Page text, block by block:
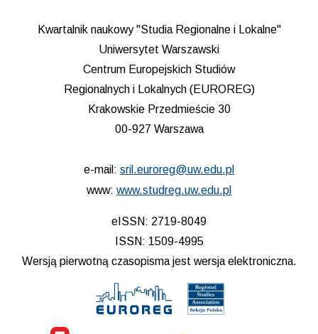
Kwartalnik naukowy "Studia Regionalne i Lokalne"
Uniwersytet Warszawski
Centrum Europejskich Studiów
Regionalnych i Lokalnych (EUROREG)
Krakowskie Przedmieście 30
00-927 Warszawa
e-mail: sril.euroreg@uw.edu.pl
www: www.studreg.uw.edu.pl
eISSN: 2719-8049
ISSN: 1509-4995
Wersją pierwotną czasopisma jest wersja elektroniczna.